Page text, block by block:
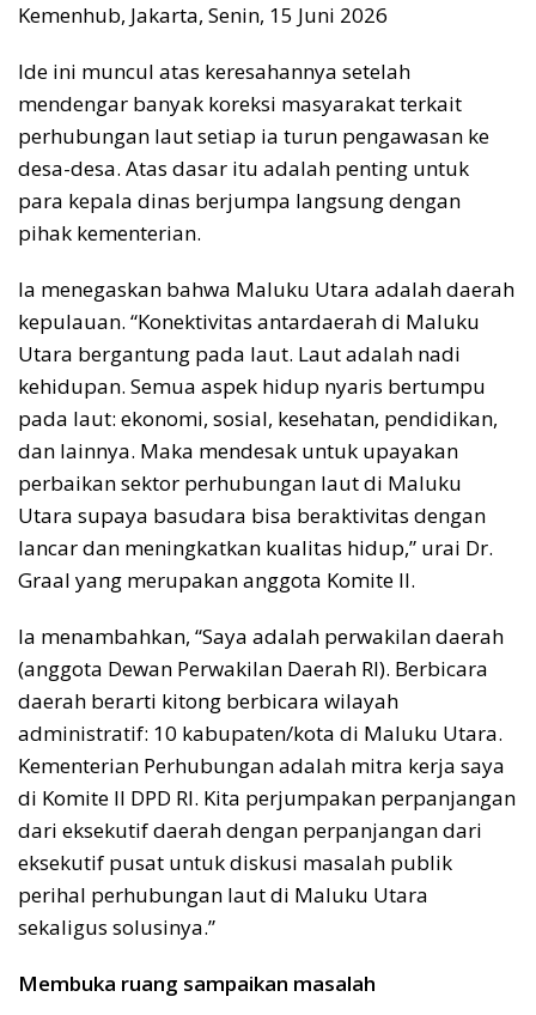
Kemenhub, Jakarta, Senin, 15 Juni 2026
Ide ini muncul atas keresahannya setelah
mendengar banyak koreksi masyarakat terkait
perhubungan laut setiap ia turun pengawasan ke
desa-desa. Atas dasar itu adalah penting untuk
para kepala dinas berjumpa langsung dengan
pihak kementerian.
Ia menegaskan bahwa Maluku Utara adalah daerah
kepulauan. “Konektivitas antardaerah di Maluku
Utara bergantung pada laut. Laut adalah nadi
kehidupan. Semua aspek hidup nyaris bertumpu
pada laut: ekonomi, sosial, kesehatan, pendidikan,
dan lainnya. Maka mendesak untuk upayakan
perbaikan sektor perhubungan laut di Maluku
Utara supaya basudara bisa beraktivitas dengan
lancar dan meningkatkan kualitas hidup,” urai Dr.
Graal yang merupakan anggota Komite II.
Ia menambahkan, “Saya adalah perwakilan daerah
(anggota Dewan Perwakilan Daerah RI). Berbicara
daerah berarti kitong berbicara wilayah
administratif: 10 kabupaten/kota di Maluku Utara.
Kementerian Perhubungan adalah mitra kerja saya
di Komite II DPD RI. Kita perjumpakan perpanjangan
dari eksekutif daerah dengan perpanjangan dari
eksekutif pusat untuk diskusi masalah publik
perihal perhubungan laut di Maluku Utara
sekaligus solusinya.”
Membuka ruang sampaikan masalah